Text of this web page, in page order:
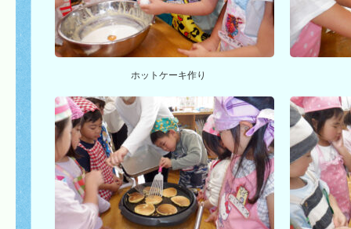
ホットケーキ作り